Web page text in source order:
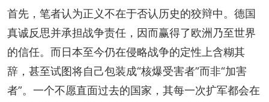
首先，笔者认为正义不在于否认历史的狡辩中。德国
真诚反思并承担战争责任，因而赢得了欧洲乃至世界
的信任。而日本至今仍在侵略战争的定性上含糊其
辞，甚至试图将自己包装成“核爆受害者”而非“加害
者”。一个不愿直面过去的国家，其每一次扩军都会在